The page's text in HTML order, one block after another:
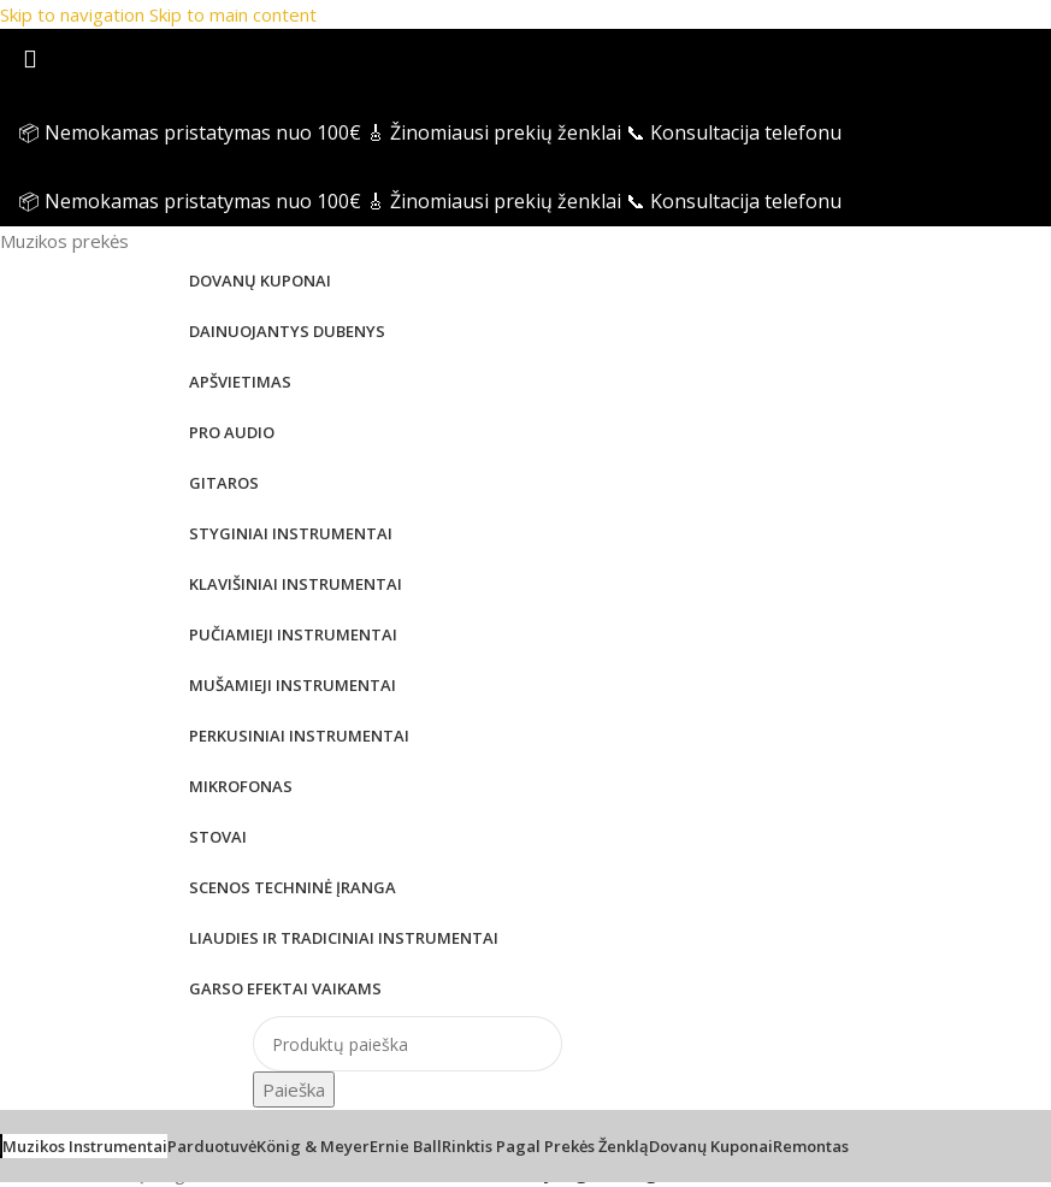
Skip to navigation Skip to main content
📦 Nemokamas pristatymas nuo 100€ 🎸 Žinomiausi prekių ženklai 📞 Konsultacija telefonu
📦 Nemokamas pristatymas nuo 100€ 🎸 Žinomiausi prekių ženklai 📞 Konsultacija telefonu
Muzikos prekės
DOVANŲ KUPONAI
DAINUOJANTYS DUBENYS
APŠVIETIMAS
PRO AUDIO
GITAROS
STYGINIAI INSTRUMENTAI
KLAVIŠINIAI INSTRUMENTAI
PUČIAMIEJI INSTRUMENTAI
MUŠAMIEJI INSTRUMENTAI
PERKUSINIAI INSTRUMENTAI
MIKROFONAS
STOVAI
SCENOS TECHNINĖ ĮRANGA
LIAUDIES IR TRADICINIAI INSTRUMENTAI
GARSO EFEKTAI VAIKAMS
Paieška
Muzikos InstrumentaiParduotuvėKönig & MeyerErnie BallRinktis Pagal Prekės ŽenkląDovanų KuponaiRemontas